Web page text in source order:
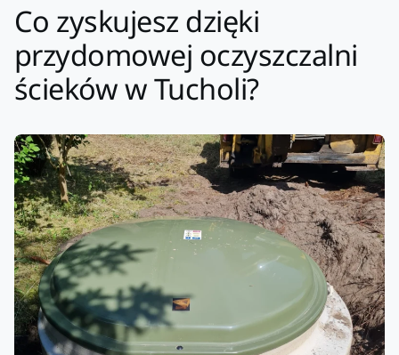
Co zyskujesz dzięki
przydomowej oczyszczalni
ścieków w Tucholi?